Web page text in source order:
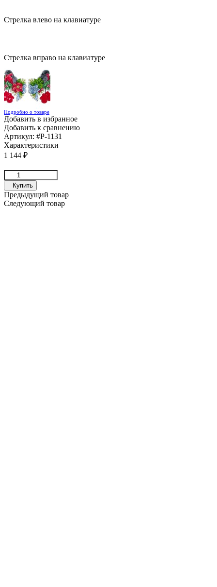
Стрелка влево на клавиатуре
Стрелка вправо на клавиатуре
Подробно о товаре
Добавить в избранное
Добавить к сравнению
Артикул: #Р-1131
Характеристики
1 144 ₽
Купить
Предыдущий товар
Следующий товар